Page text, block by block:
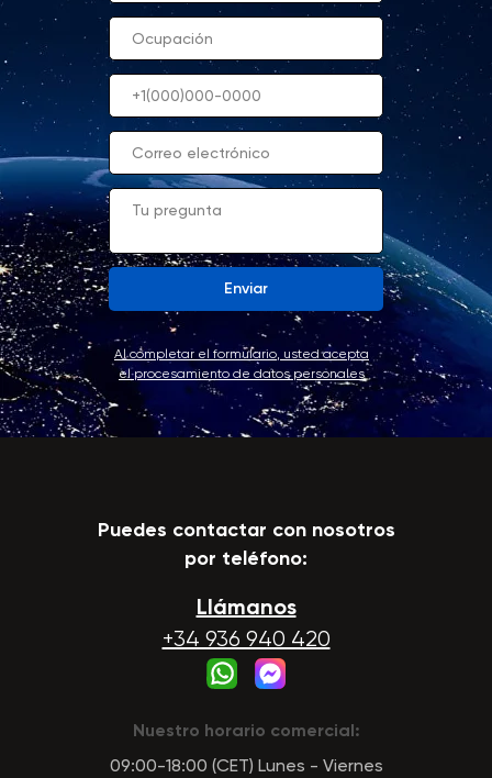
Enviar
Al completar el formulario, usted acepta
el procesamiento de datos personales
Llámanos
+34 936 940 420
Puedes contactar con nosotros
por teléfono:
Nuestro horario comercial:
09:00-18:00 (CET) Lunes - Viernes